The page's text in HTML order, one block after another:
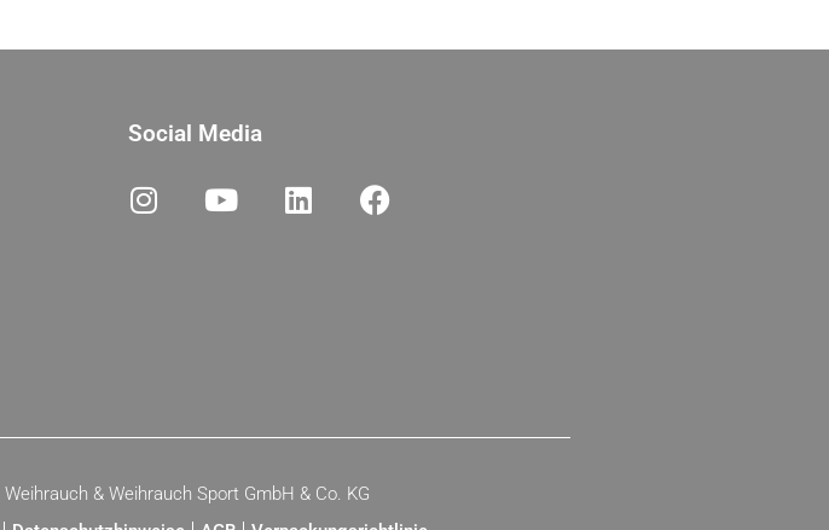
Social Media
Weihrauch & Weihrauch Sport GmbH & Co. KG